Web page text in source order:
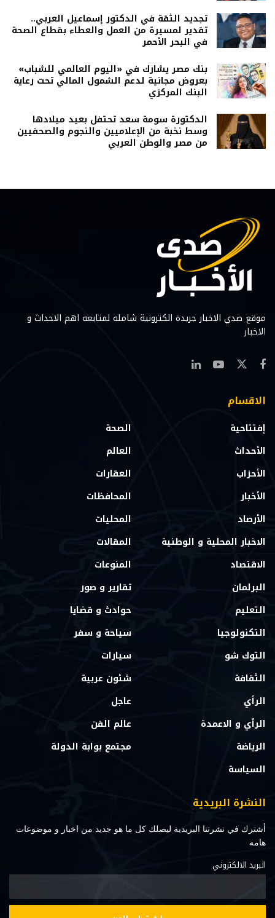
تجديد الثقة في الدكتور إسماعيل العربي..
تقدير لمسيرة من العمل والعطاء بقطاع الصحة
في البحر الأحمر
بنك مصر يشارك في «اليوم العالمي للشباب»
بعروض مجانية لدعم الشمول المالي تحت رعاية
البنك المركزي
الدكتورة سومة سعد تحتفل بعيد ميلادها
وسط نخبة من الإعلاميين والنجوم والصحفيين
من مصر والوطن العربي
موقع صدي الاخبار جريدة الكترونية شامله لمتابعه اهم الاحداث و
الاخبار
الاقسام
إفتتاحية
الأحداث
الأحزاب
الأخبار
الأرصاد
الاخبار المحلية و الوطنية
الاقتصاد
البرلمان
التعليم
التكنولوجيا
التوك شو
الثقافة
الرأي
الرأي و الاعمدة
الرياضة
السياسة
الصحة
العالم
العقارات
المحافظات
المحليات
المقالات
المنوعات
تقارير و صور
حوادث و قضايا
سياحة و سفر
سيارات
شئون عربية
عاجل
عالم الفن
مجتمع بوابة الدولة
النشرة البريدية
أشترك في نشرتنا البريدية ليصلك كل ما هو جديد من اخبار و موضوعات
هامه
البريد الالكتروني